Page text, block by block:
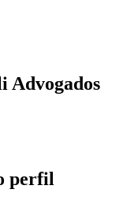
Advogados
perfil